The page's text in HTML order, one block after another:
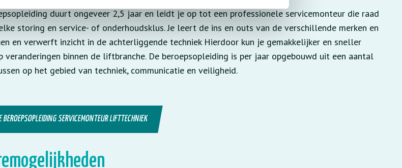
duurt ongeveer 2,5 jaar en leidt je op tot een professionele servicemonteur die raad
storing en service- of onderhoudsklus. Je leert de ins en outs van de verschillende merken en
en verwerft inzicht in de achterliggende techniek Hierdoor kun je gemakkelijker en sneller
veranderingen binnen de liftbranche. De beroepsopleiding is per jaar opgebouwd uit een aantal
op het gebied van techniek, communicatie en veiligheid.
BEROEPSOPLEIDING SERVICEMONTEUR LIFTTECHNIEK